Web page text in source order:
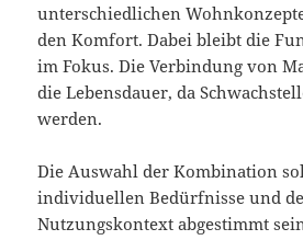
unterschiedlichen
den Komfort. Dabei bleibt die
im Fokus. Die Verbindung von
die Lebensdauer, da
werden.
Die Auswahl der Kombination
individuellen Bedürfnisse und
Nutzungskontext abgestimmt